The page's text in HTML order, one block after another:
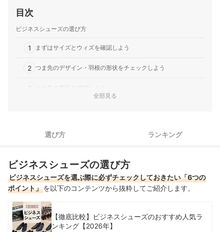
目次
ビジネスシューズの選び方
1 まずはサイズとウィズを確認しよう
2 つま先のデザイン・羽根の形状をチェックしよう
3 つま先の形状も確認しよう
6 防水性能の有無をチェック
白の革靴全14商品おすすめ人気ランキング
白の革靴の売れ筋ランキングもチェック！
全部見る
選び方 ランキング
ビジネスシューズの選び方
ビジネスシューズを選ぶ際に必ずチェックしておきたい「6つの
ポイント」を以下のコンテンツから抜粋してご紹介します。
【徹底比較】ビジネスシューズのおすすめ人気ラ
ンキング【2026年】